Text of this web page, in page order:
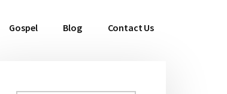
Gospel Blog Contact Us